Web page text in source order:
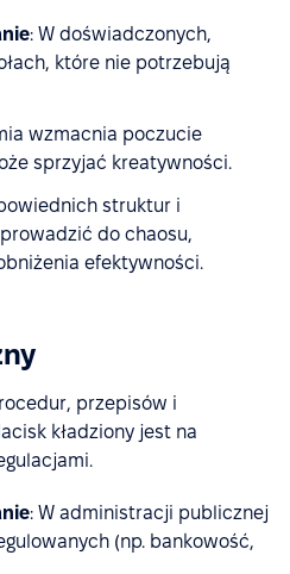
: W doświadczonych,
które nie potrzebują
wzmacnia poczucie
sprzyjać kreatywności.
struktur i
do chaosu,
efektywności.
przepisów i
kładziony jest na
: W administracji publicznej
(np. bankowość,